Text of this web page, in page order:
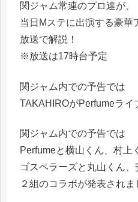
関ジャム常連のプロ達が、
当日Mステに出演する豪華
放送で解説！
※放送は17時台予定
関ジャム内での予告では
TAKAHIROがPerfumeライ
関ジャム内での予告では
Perfumeと横山くん、村上
ゴスペラーズと丸山くん
２組のコラボが発表されま